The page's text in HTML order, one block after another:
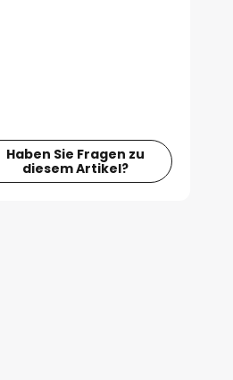
Haben Sie Fragen zu
diesem Artikel?